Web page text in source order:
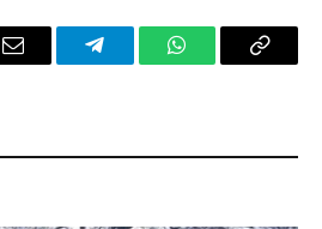
Email TelegramWhatsAppCopy